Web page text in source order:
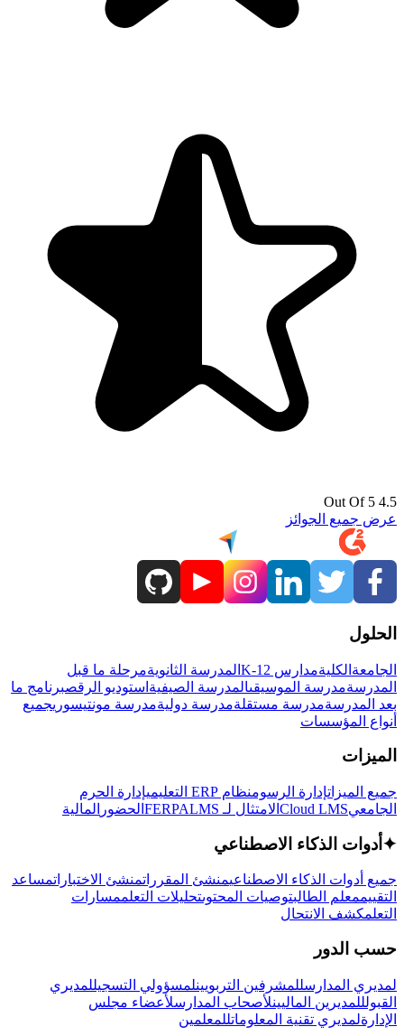
4.5 Out Of 5
عرض جميع الجوائز
الحلول
الجامعة الكليةمدارس K-12 المدرسة الثانويةمرحلة ما قبل
المدرسةمدرسة الموسيقىالمدرسة الصيفية استوديو الرقصبرنامج ما
بعد المدرسةمدرسة مستقلةمدرسة دوليةمدرسة مونتيسوريجميع
أنواع المؤسسات
الميزات
جميع الميزاتإدارة الرسومنظام ERP التعليمي
إدارة الحرم
الجامعيCloud LMS الامتثال لـ FERPA LMS الحضور المالية
✦ أدوات الذكاء الاصطناعي
جميع أدوات الذكاء الاصطناعيمنشئ المقرراتمنشئ الاختباراتمساعد
التقييممعلم الطالبتوصيات المحتوىتحليلات التعلممسارات
التعلمكشف الانتحال
حسب الدور
لمديري المدارسللمشرفين التربويينلمسؤولي التسجيللمديري
القبولللمديرين الماليينلأصحاب المدارسلأعضاء مجلس
الإدارةلمديري تقنية المعلوماتللمعلمين